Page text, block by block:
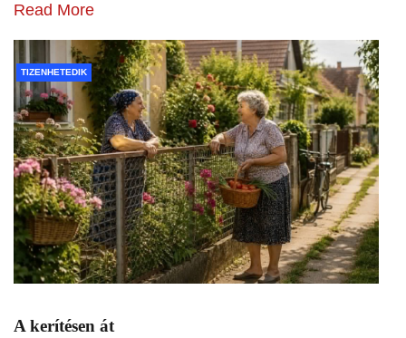
Read More
TIZENHETEDIK
A kerítésen át